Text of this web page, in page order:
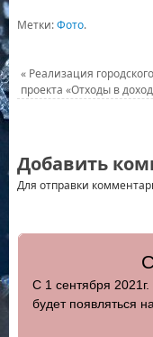
Метки:Фото.
«Реализация городского
проекта «Отходы в
Добавить
Для отправки
С 1 сентября
будет появляться